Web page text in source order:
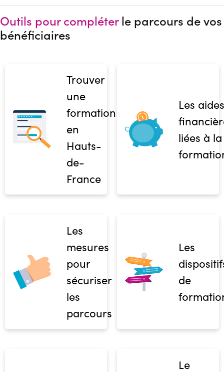
Outils pour compléterle parcours de vos
bénéficiaires
Trouver
une
formation
en
Hauts-
de-
France
Les aides
liées à la
Les
mesures
pour
sécuriser
les
parcours
Les
de
Le